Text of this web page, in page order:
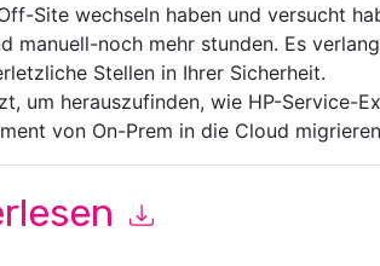
Site wechseln haben und versucht
manuell-noch mehr stunden. Es
Stellen in Ihrer Sicherheit.
um herauszufinden, wie HP-Service-
von On-Prem in die Cloud